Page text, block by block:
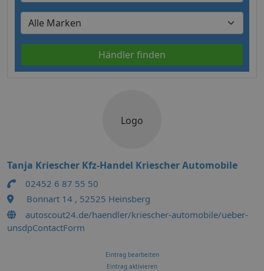
Händler finden
Logo
Tanja Kriescher Kfz-Handel Kriescher Automobile
02452 6 87 55 50
Bonnart 14 , 52525 Heinsberg
autoscout24.de/haendler/kriescher-automobile/ueber-
unsdpContactForm
Eintrag bearbeiten
Eintrag aktivieren